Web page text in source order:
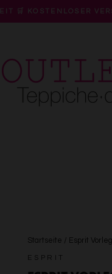
Pause
🛒 KOSTENLOSER
Startseite / Esprit
ESPRIT